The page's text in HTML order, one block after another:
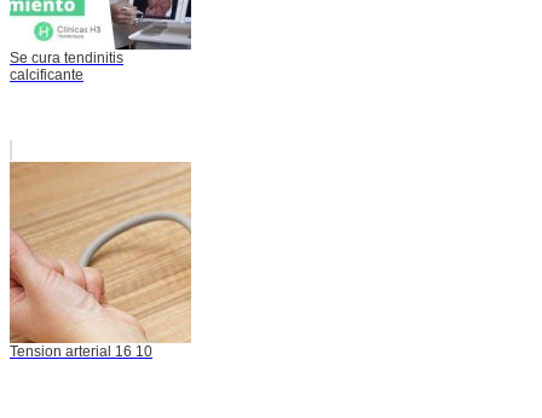
Se cura tendinitis
calcificante
Tension arterial 16 10